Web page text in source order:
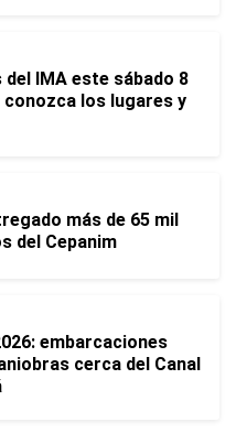
IMA este sábado 8
los lugares y
más de 65 mil
del Cepanim
embarcaciones
cerca del Canal